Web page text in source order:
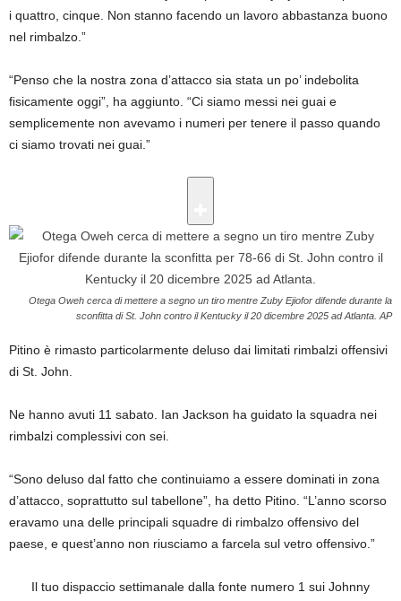
i quattro, cinque. Non stanno facendo un lavoro abbastanza buono
nel rimbalzo.”
“Penso che la nostra zona d’attacco sia stata un po’ indebolita
fisicamente oggi”, ha aggiunto. “Ci siamo messi nei guai e
semplicemente non avevamo i numeri per tenere il passo quando
ci siamo trovati nei guai.”
Otega Oweh cerca di mettere a segno un tiro mentre Zuby Ejiofor difende durante la
sconfitta di St. John contro il Kentucky il 20 dicembre 2025 ad Atlanta. AP
Pitino è rimasto particolarmente deluso dai limitati rimbalzi offensivi
di St. John.
Ne hanno avuti 11 sabato. Ian Jackson ha guidato la squadra nei
rimbalzi complessivi con sei.
“Sono deluso dal fatto che continuiamo a essere dominati in zona
d’attacco, soprattutto sul tabellone”, ha detto Pitino. “L’anno scorso
eravamo una delle principali squadre di rimbalzo offensivo del
paese, e quest’anno non riusciamo a farcela sul vetro offensivo.”
Il tuo dispaccio settimanale dalla fonte numero 1 sui Johnny